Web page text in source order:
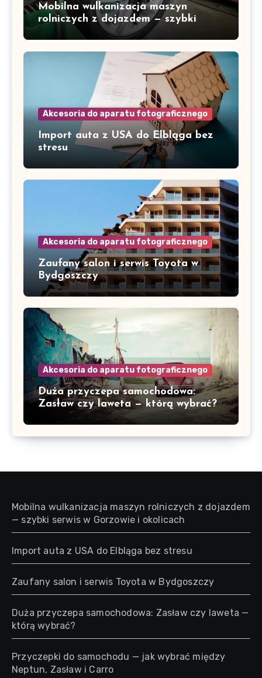
Mobilna wulkanizacja maszyn
rolniczych z dojazdem — szybki
serwis w Gorzowie i okolicach
Akcesoria do aparatu fotograficznego
Import auta z USA do Elbląga bez
stresu
Akcesoria do aparatu fotograficznego
Zaufany salon i serwis Toyota w
Bydgoszczy
Akcesoria do aparatu fotograficznego
Duża przyczepa samochodowa:
Zasław czy laweta — którą wybrać?
Mobilna wulkanizacja maszyn rolniczych z dojazdem
— szybki serwis w Gorzowie i okolicach
Import auta z USA do Elbląga bez stresu
Zaufany salon i serwis Toyota w Bydgoszczy
Duża przyczepa samochodowa: Zasław czy laweta —
którą wybrać?
Przyczepki do samochodu — jak wybrać między
Neptun, Zasław i Carro